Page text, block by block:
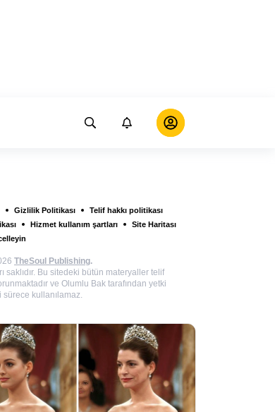
Gizlilik Politikası
Telif hakkı politikası
Hizmet kullanım şartları
Site Haritası
TheSoul Publishing.
saklıdır. Bu sitedeki bütün materyaller telif
ve Olumlu Bak tarafından yetki
kullanılamaz.